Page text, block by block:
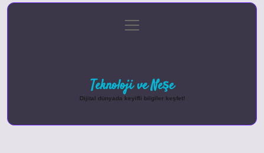
Gizlilik Politikası
menüyü
aç
Teknoloji ve Neşe
Dijital dünyada keyifli bilgiler keşfet!